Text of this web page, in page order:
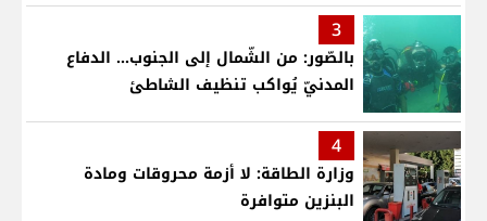
3
بالصّور: من الشّمال إلى الجنوب... الدفاع
المدنيّ يُواكب تنظيف الشاطئ
4
وزارة الطاقة: لا أزمة محروقات ومادة
البنزين متوافرة